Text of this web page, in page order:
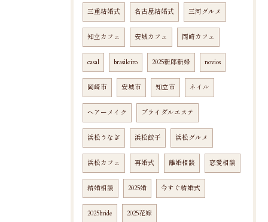
三重結婚式 名古屋結婚式 三河グルメ
知立カフェ 安城カフェ 岡崎カフェ
casal brasileiro 2025新郎新婦 novios
岡崎市 安城市 知立市 ネイル
ヘアーメイク ブライダルエステ
浜松うなぎ 浜松餃子 浜松グルメ
浜松カフェ 再婚式 離婚相談 恋愛相談
結婚相談 2025婚 今すぐ結婚式
2025bride 2025花嫁